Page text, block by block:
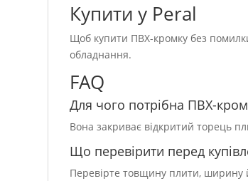
Купити у Peral
Щоб купити ПВХ-кромку без
обладнання.
FAQ
Для чого потрібна ПВХ-
Вона закриває відкритий торець
Що перевірити перед
Перевірте товщину плити, ширину